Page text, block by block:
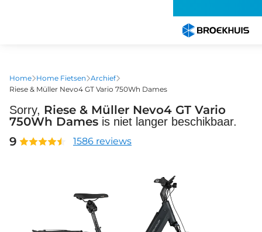
gaan
Home Home Fietsen Archief
Riese & Müller Nevo4 GT Vario 750Wh Dames
Sorry, Riese & Müller Nevo4 GT Vario
750Wh Dames is niet langer beschikbaar.
9 1586 reviews